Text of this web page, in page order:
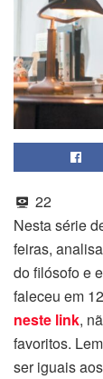
22
Nesta série
feiras,
do filósofo e
faleceu em
neste link,
favoritos.
ser iguais